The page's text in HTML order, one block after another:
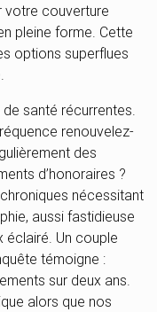
votre couverture
pleine forme. Cette
options superflues
santé récurrentes.
renouvelez-
des
d’honoraires ?
nécessitant
aussi fastidieuse
éclairé. Un couple
témoigne :
sur deux ans.
alors que nos